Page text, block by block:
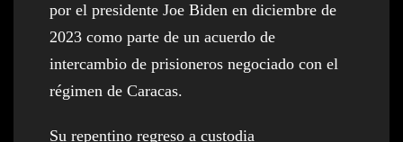
por el presidente Joe Biden en diciembre de
2023 como parte de un acuerdo de
intercambio de prisioneros negociado con el
régimen de Caracas.
Su repentino regreso a custodia